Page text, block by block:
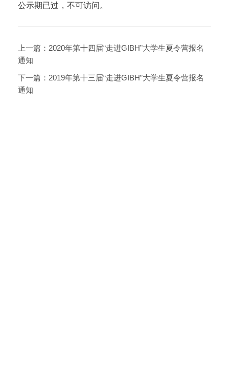
公示期已过，不可访问。
上一篇： 2020年第十四届“走进GIBH”大学生夏令营报名
通知
下一篇： 2019年第十三届“走进GIBH”大学生夏令营报名
通知